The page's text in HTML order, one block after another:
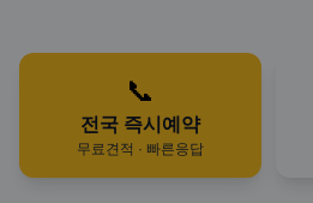
📞
전국 즉시예약
무료견적 · 빠른응답